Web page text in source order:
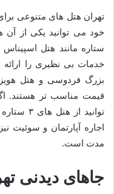
تهران هتل های متنوعی
ستاره مانند هتل
بزرگ فردوسی و هتل
قیمت مناسب تر هستند.
توانید
اجاره آپارتمان و سوئیت
مدت است.
جاهای دیدنی